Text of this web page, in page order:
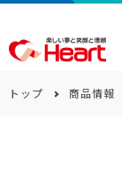
トップ 商品情報